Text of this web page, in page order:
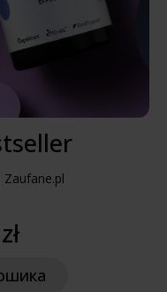
Zaufane.pl